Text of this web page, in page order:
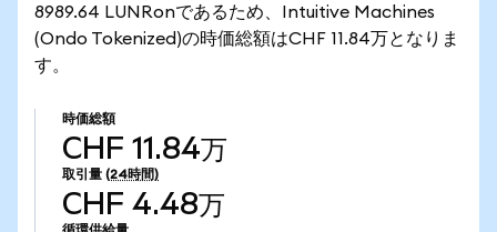
8989.64 LUNRonであるため、Intuitive Machines
(Ondo Tokenized)の時価総額はCHF 11.84万となりま
す。
時価総額
CHF 11.84万
取引量 (24時間)
CHF 4.48万